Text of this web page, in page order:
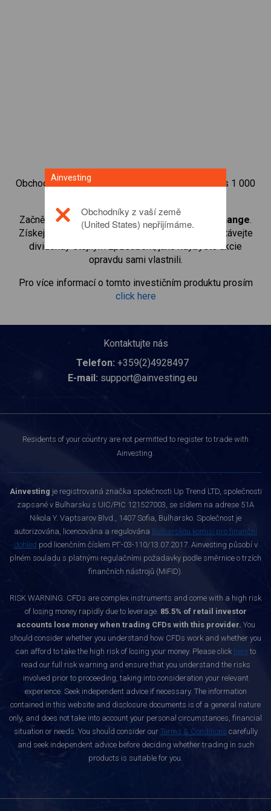
Obchodujte na obchodní platformě Ainvesting přes 1 000
Začněte obchodovat CFD na
London Stock Exchange.
Získejte přístup ke kurzům v reálném čase a dostávejte
dividendy stejným způsobem, jako kdybyste akcie
opravdu sami vlastnili.
Pro více informací o tomto investičním produktu prosím
click here
Kontaktujte nás
Telefon: +359(2)4928497
E-mail: support@ainvesting.eu
Residents of your country are not permitted to register to trade with
Ainvesting.
Ainvesting je registrovaná značka společnosti Up Trend LTD, společnosti
zapsané v Bulharsku s UIC/PIC 121527003, se sídlem na adrese 51A
Nikola Y. Vaptsarov Blvd., 1407 Sofia, Bulharsko. Společnost je
autorizována, licencována a regulována Bulharskou komisí pro finanční
dohled pod licenčním číslem РГ-03-110/13.07.2017. Ainvesting působí v
plném souladu s platnými regulačními požadavky podle směrnice o trzích
finančních nástrojů (MiFID).
RISK WARNING: CFDs are complex instruments and come with a high risk
of losing money rapidly due to leverage. 85.5% of retail investor
accounts lose money when trading CFDs with this provider. You
should consider whether you understand how CFDs work and whether you
can afford to take the high risk of losing your money. Please click hereto
read our full risk warning and ensure that you understand the risks
involved prior to proceeding, taking into consideration your relevant
experience. Seek independent advice if necessary. The information
contained in this website and disclosure documents is of a general nature
only, and does not take into account your personal circumstances, financial
situation or needs. You should consider our Terms & Conditions carefully
and seek independent advice before deciding whether trading in such
products is suitable for you.
Ainvesting
Obchodníky z vaší země
(United States) nepřijímáme.